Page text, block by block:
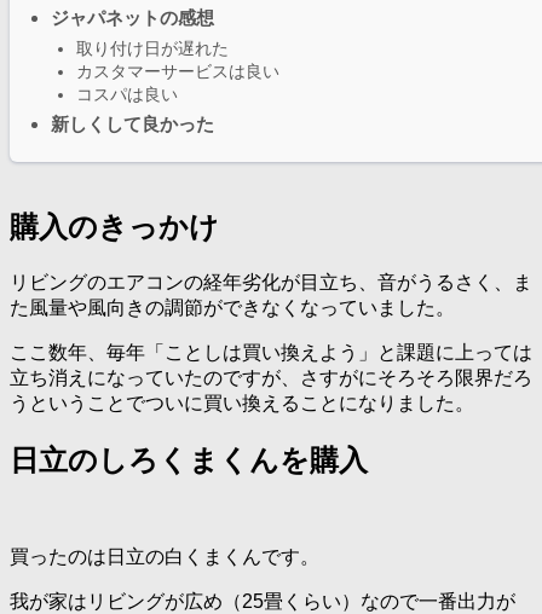
ジャパネットの感想
取り付け日が遅れた
カスタマーサービスは良い
コスパは良い
新しくして良かった
購入のきっかけ
リビングのエアコンの経年劣化が目立ち、音がうるさく、ま
た風量や風向きの調節ができなくなっていました。
ここ数年、毎年「ことしは買い換えよう」と課題に上っては
立ち消えになっていたのですが、さすがにそろそろ限界だろ
うということでついに買い換えることになりました。
日立のしろくまくんを購入
買ったのは日立の白くまくんです。
我が家はリビングが広め（25畳くらい）なので一番出力が